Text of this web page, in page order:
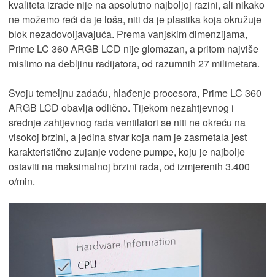
kvaliteta izrade nije na apsolutno najboljoj razini, ali nikako
ne možemo reći da je loša, niti da je plastika koja okružuje
blok nezadovoljavajuća. Prema vanjskim dimenzijama,
Prime LC 360 ARGB LCD nije glomazan, a pritom najviše
mislimo na debljinu radijatora, od razumnih 27 milimetara.
Svoju temeljnu zadaću, hlađenje procesora, Prime LC 360
ARGB LCD obavlja odlično. Tijekom nezahtjevnog i
srednje zahtjevnog rada ventilatori se niti ne okreću na
visokoj brzini, a jedina stvar koja nam je zasmetala jest
karakteristično zujanje vodene pumpe, koju je najbolje
ostaviti na maksimalnoj brzini rada, od izmjerenih 3.400
o/min.